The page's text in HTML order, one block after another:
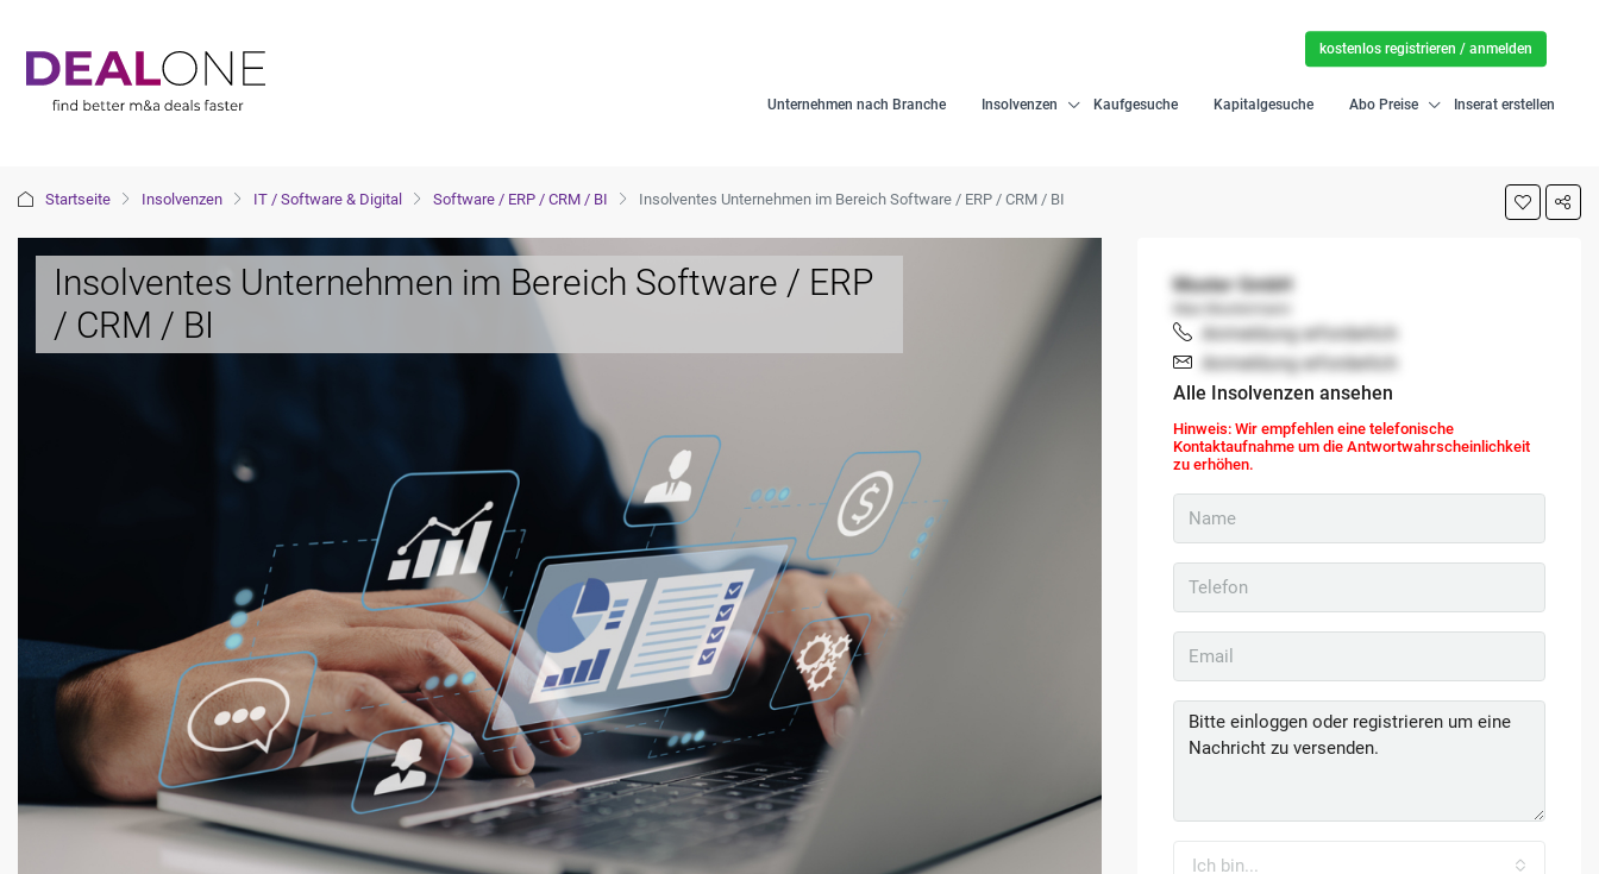
Unternehmen nach Branche Insolvenzen Kaufgesuche Kapitalgesuche Abo Preise Inserat erstellen
kostenlos registrieren / anmelden
Startseite Insolvenzen IT / Software & Digital Software / ERP / CRM / BI Insolventes Unternehmen im Bereich Software / ERP / CRM / BI
Insolventes Unternehmen im Bereich Software / ERP
/ CRM / BI
Muster GmbH
Anmeldung erforderlich
Anmeldung erforderlich
Alle Insolvenzen ansehen
Hinweis: Wir empfehlen eine telefonische
Kontaktaufnahme um die Antwortwahrscheinlichkeit
zu erhöhen.
Ich bin...